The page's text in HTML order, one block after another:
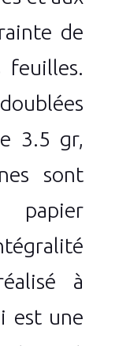
de
feuilles.
3.5 gr,
sont
papier
à
est une